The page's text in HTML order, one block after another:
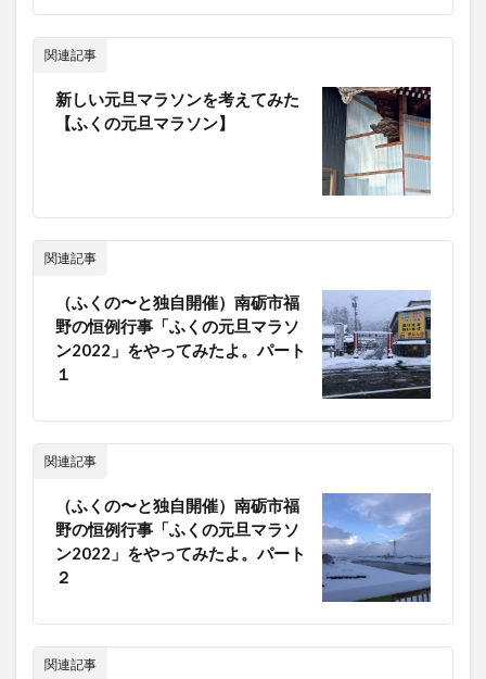
関連記事
新しい元旦マラソンを考えてみた
【ふくの元旦マラソン】
関連記事
（ふくの〜と独自開催）南砺市福
野の恒例行事「ふくの元旦マラソ
ン2022」をやってみたよ。パート
１
関連記事
（ふくの〜と独自開催）南砺市福
野の恒例行事「ふくの元旦マラソ
ン2022」をやってみたよ。パート
２
関連記事